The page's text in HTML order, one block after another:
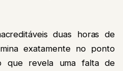
duas horas de
exatamente no ponto
que revela uma falta de